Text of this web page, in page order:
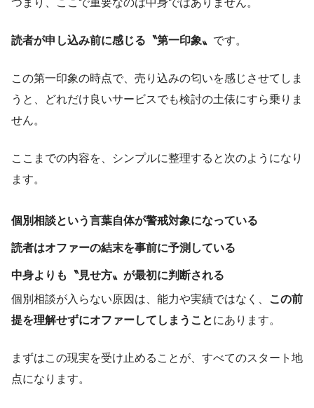
つまり、ここで重要なのは中身ではありません。
読者が申し込み前に感じる〝第一印象〟 です。
この第一印象の時点で、売り込みの匂いを感じさせてしま
うと、どれだけ良いサービスでも検討の土俵にすら乗りま
せん。
ここまでの内容を、シンプルに整理すると次のようになり
ます。
個別相談という言葉自体が警戒対象になっている
読者はオファーの結末を事前に予測している
中身よりも〝見せ方〟が最初に判断される
個別相談が入らない原因は、能力や実績ではなく、
この前
提を理解せずにオファーしてしまうことにあります。
まずはこの現実を受け止めることが、すべてのスタート地
点になります。